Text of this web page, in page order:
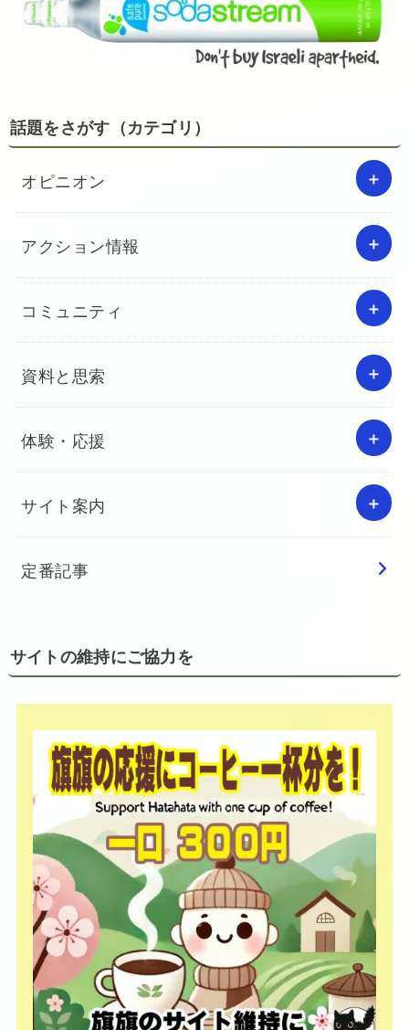
話題をさがす（カテゴリ）
オピニオン
アクション情報
コミュニティ
資料と思索
体験・応援
サイト案内
定番記事
サイトの維持にご協力を